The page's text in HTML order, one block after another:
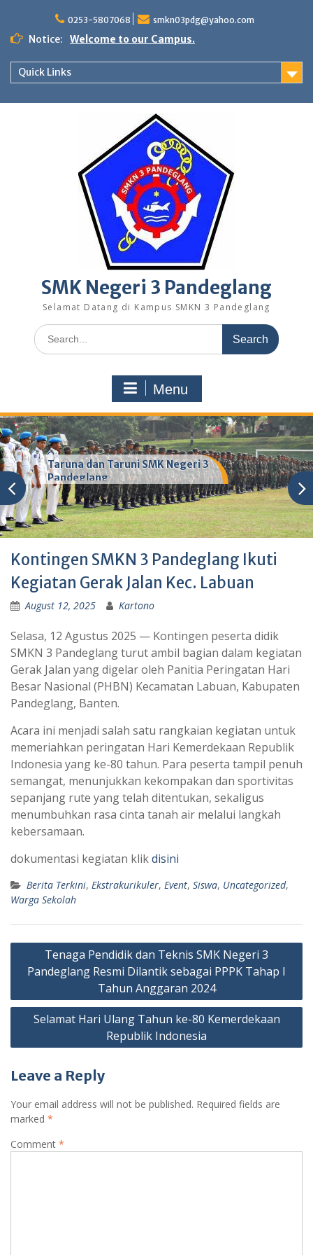
content
0253-5807068 smkn03pdg@yahoo.com
Notice: Welcome to our Campus.
Quick Links
SMK Negeri 3 Pandeglang
Selamat Datang di Kampus SMKN 3 Pandeglang
Search
for:
Menu
Taruna dan Taruni SMK Negeri 3
Pandeglang
Kontingen SMKN 3 Pandeglang Ikuti
Kegiatan Gerak Jalan Kec. Labuan
August 12, 2025 Kartono
Selasa, 12 Agustus 2025 — Kontingen peserta didik
SMKN 3 Pandeglang turut ambil bagian dalam kegiatan
Gerak Jalan yang digelar oleh Panitia Peringatan Hari
Besar Nasional (PHBN) Kecamatan Labuan, Kabupaten
Pandeglang, Banten.
Acara ini menjadi salah satu rangkaian kegiatan untuk
memeriahkan peringatan Hari Kemerdekaan Republik
Indonesia yang ke-80 tahun. Para peserta tampil penuh
semangat, menunjukkan kekompakan dan sportivitas
sepanjang rute yang telah ditentukan, sekaligus
menumbuhkan rasa cinta tanah air melalui langkah
kebersamaan.
dokumentasi kegiatan klikdisini
Berita Terkini, Ekstrakurikuler, Event, Siswa, Uncategorized,
Warga Sekolah
Post
navigation
Tenaga Pendidik dan Teknis SMK Negeri 3
Pandeglang Resmi Dilantik sebagai PPPK Tahap I
Tahun Anggaran 2024
Selamat Hari Ulang Tahun ke-80 Kemerdekaan
Republik Indonesia
Leave a Reply
Your email address will not be published. Required fields are
marked *
Comment *